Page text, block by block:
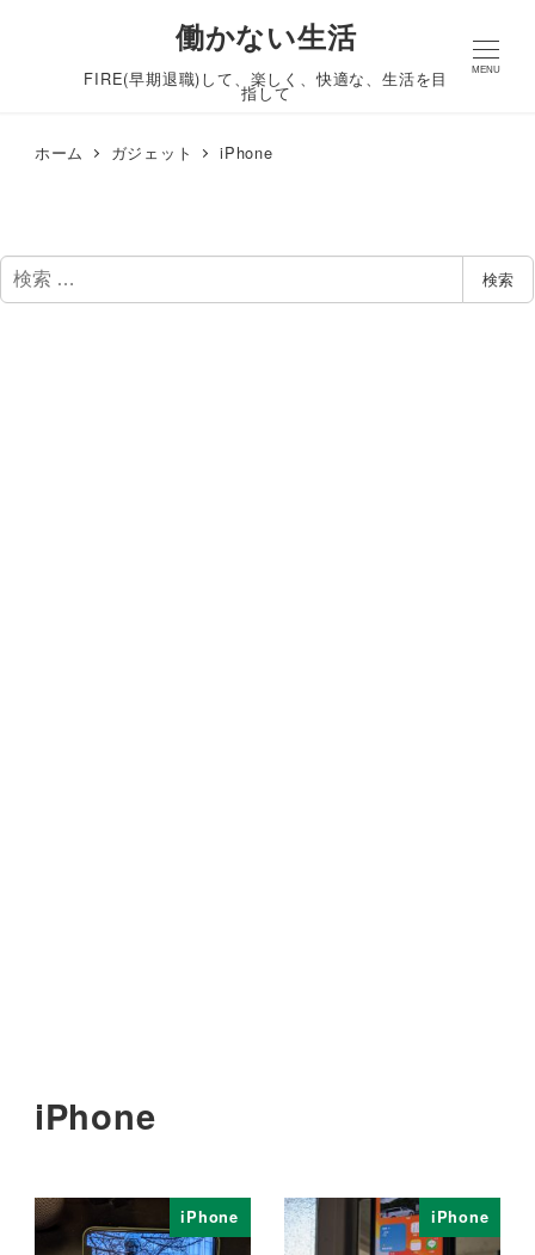
働かない生活
FIRE(早期退職)して、楽しく、快適な、生活を目
指して
MENU
ホーム ガジェット iPhone
検
索
検索
iPhone
iPhone iPhone